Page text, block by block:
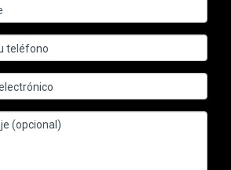
es más que una simple estrategia de
una comunidad y establecer
con los clientes. A través de una
la identificación de tu público objetivo
tácticas de marketing efectivas,
un referente en tu zona. Este enfoque